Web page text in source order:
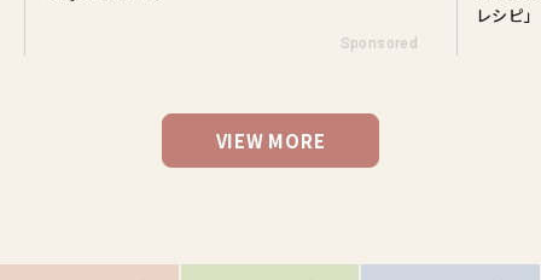
Sponsored
レシピ」
VIEW MORE